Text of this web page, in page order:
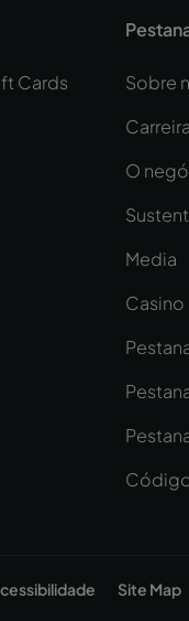
Cards
Sobre
O
Media
Casino
Site Map